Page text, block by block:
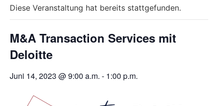
Diese Veranstaltung hat bereits stattgefunden.
M&A Transaction Services mit
Deloitte
Juni 14, 2023 @ 9:00 a.m. - 1:00 p.m.